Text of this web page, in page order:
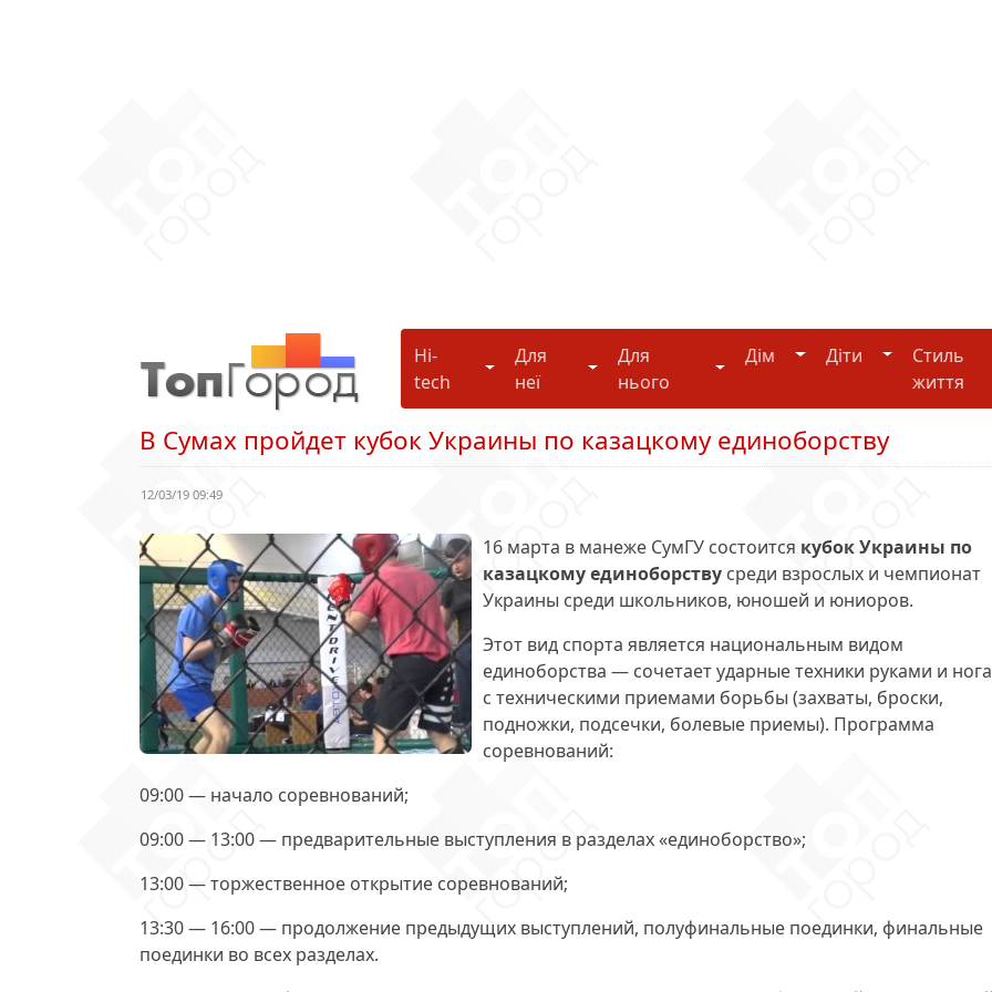
Hi-
tech
Hi-tech
Для
неї
Для неї
Для
нього
Для нього
Дім Дім Діти ДітиСтиль
життя
В Сумах пройдет кубок Украины по казацкому единоборству
12/03/19 09:49
16 марта в манеже СумГУ состоится кубок Украины по
казацкому единоборству среди взрослых и чемпионат
Украины среди школьников, юношей и юниоров.
Этот вид спорта является национальным видом
единоборства — сочетает ударные техники руками и
с техническими приемами борьбы (захваты, броски,
подножки, подсечки, болевые приемы). Программа
соревнований:
09:00 — начало соревнований;
09:00 — 13:00 — предварительные выступления в разделах «единоборство»;
13:00 — торжественное открытие соревнований;
13:30 — 16:00 — продолжение предыдущих выступлений, полуфинальные поединки, финальные
поединки во всех разделах.